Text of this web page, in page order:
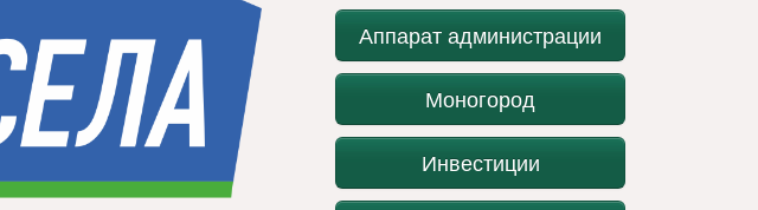
Аппарат администрации
Моногород
Инвестиции